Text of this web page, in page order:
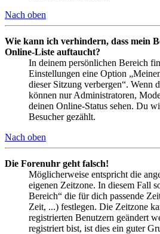
Nach oben
Wie kann ich verhindern, dass mein
Online-Liste auftaucht?
In deinem persönlichen Bereich
Einstellungen eine Option
dieser Sitzung verbergen“. Wenn
können nur Administratoren,
deinen Online-Status sehen. Du
Besucher gezählt.
Nach oben
Die Forenuhr geht falsch!
Möglicherweise entspricht die
eigenen Zeitzone. In diesem Fall
Bereich“ die für dich passende
Zeit, ...) festlegen. Die Zeitzone
registrierten Benutzern geändert
registriert bist, ist dies ein guter